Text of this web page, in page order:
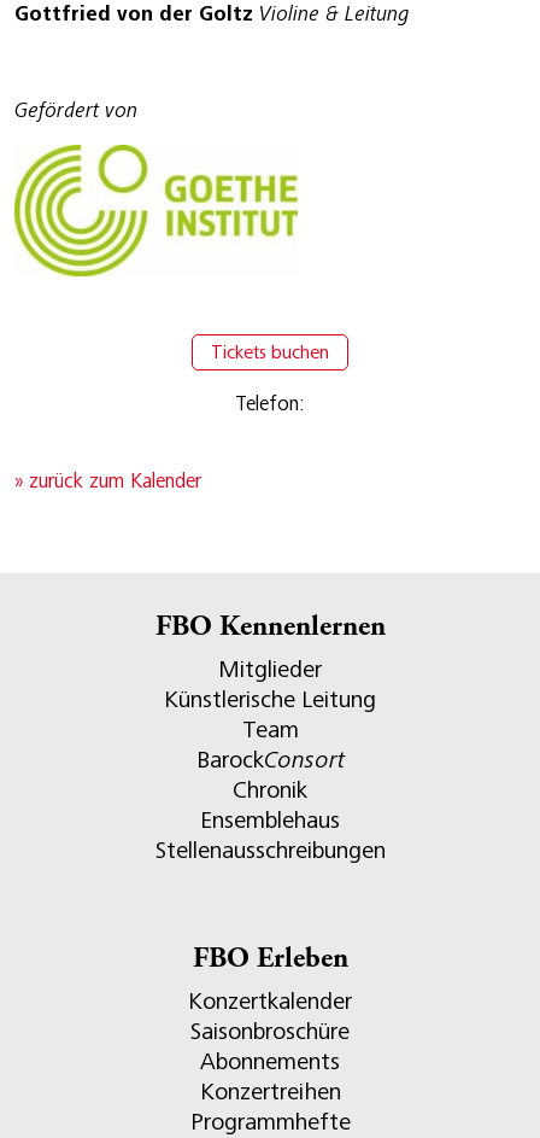
Gottfried von der Goltz Violine & Leitung
Gefördert von
Tickets buchen
Telefon:
» zurück zum Kalender
FBO Kennenlernen
Mitglieder
Künstlerische Leitung
Team
BarockConsort
Chronik
Ensemblehaus
Stellenausschreibungen
FBO Erleben
Konzertkalender
Saisonbroschüre
Abonnements
Konzertreihen
Programmhefte